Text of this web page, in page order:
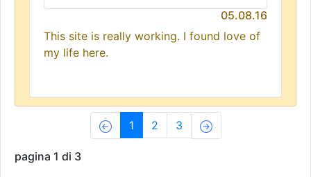
05.08.16
This site is really working. I found love of
my life here.
1(current)
2 3
pagina 1 di 3